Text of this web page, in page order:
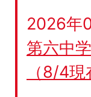
2026年
第六中
（8/4現